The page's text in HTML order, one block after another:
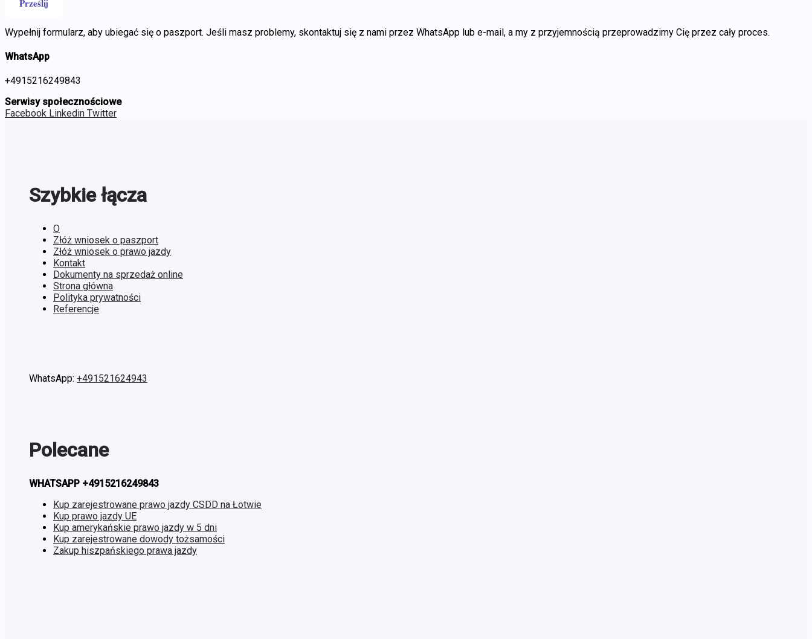
Wypełnij formularz, aby ubiegać się o paszport. Jeśli masz problemy, skontaktuj się z nami przez WhatsApp lub e-mail, a my z przyjemnością przeprowadzimy Cię przez cały proces.
WhatsApp
+4915216249843
Serwisy społecznościowe
Facebook Linkedin Twitter
Szybkie łącza
O
Złóż wniosek o paszport
Złóż wniosek o prawo jazdy
Kontakt
Dokumenty na sprzedaż online
Strona główna
Polityka prywatności
Referencje
WhatsApp: +491521624943
Polecane
WHATSAPP +4915216249843
Kup zarejestrowane prawo jazdy CSDD na Łotwie
Kup prawo jazdy UE
Kup amerykańskie prawo jazdy w 5 dni
Kup zarejestrowane dowody tożsamości
Zakup hiszpańskiego prawa jazdy